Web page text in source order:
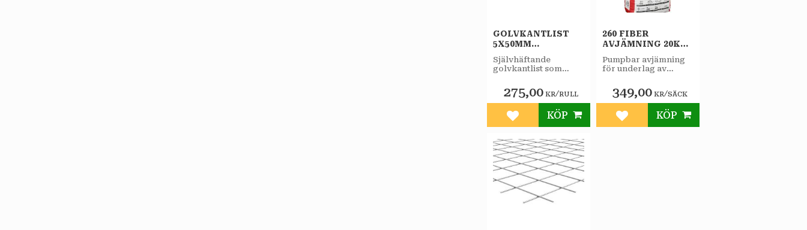
GOLVKANTLIST
5X50MM
25M/RULLE
Självhäftande
golvkantlist som
mellan spackel och
vägg.
275,00KR/RULL
Lägg till i favoriter
KÖP
260 FIBER
AVJÄMNING 20KG
FINJA
​Pumpbar avjämning
för underlag av
golvspånskivor. För
fallbyggnad och
fribärande
konstruktioner.
349,00KR/SÄCK
Lägg till i favoriter
KÖP